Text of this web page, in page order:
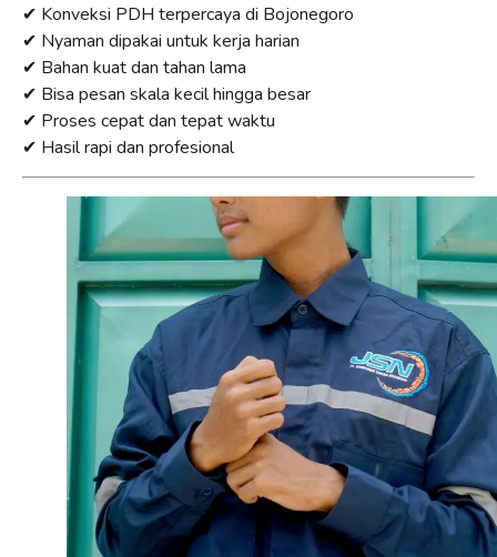
✔ Konveksi PDH terpercaya di Bojonegoro
✔ Nyaman dipakai untuk kerja harian
✔ Bahan kuat dan tahan lama
✔ Bisa pesan skala kecil hingga besar
✔ Proses cepat dan tepat waktu
✔ Hasil rapi dan profesional